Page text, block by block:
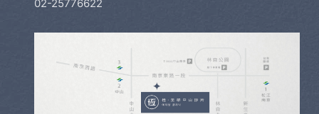
02-25776622